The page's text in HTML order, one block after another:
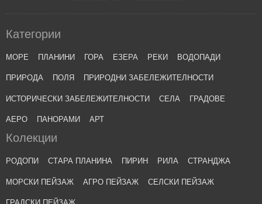
Категории
МОРЕ ПЛАНИНИ ГОРА ЕЗЕРА РЕКИ ВОДОПАДИ
ПРИРОДА ПОЛЯ ПРИРОДНИ ЗАБЕЛЕЖИТЕЛНОСТИ
ИСТОРИЧЕСКИ ЗАБЕЛЕЖИТЕЛНОСТИ СЕЛА ГРАДОВЕ
АЕРО ПАНОРАМИ АРТ
Колекции
РОДОПИ СТАРА ПЛАНИНА ПИРИН РИЛА СТРАНДЖА
МОРСКИ ПЕЙЗАЖ АГРО ПЕЙЗАЖ СЕЛСКИ ПЕЙЗАЖ